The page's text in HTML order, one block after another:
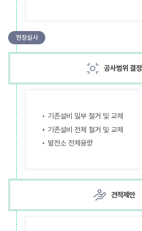
현장실사
공사범위 결정
기존설비 일부 철거 및 교체
기존설비 전체 철거 및 교체
발전소 전체용량
견적제안